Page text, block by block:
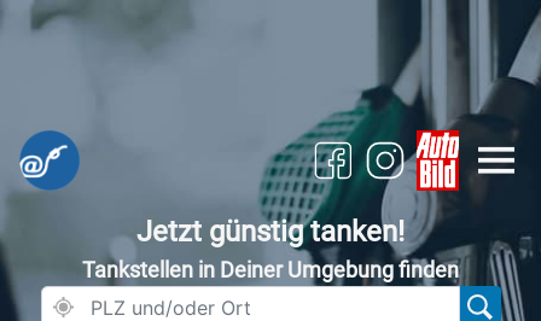
Jetzt günstig tanken!
Tankstellen in Deiner Umgebung finden